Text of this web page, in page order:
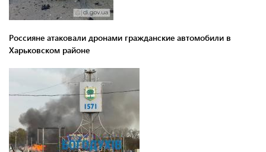
Россияне атаковали дронами гражданские автомобили в
Харьковском районе